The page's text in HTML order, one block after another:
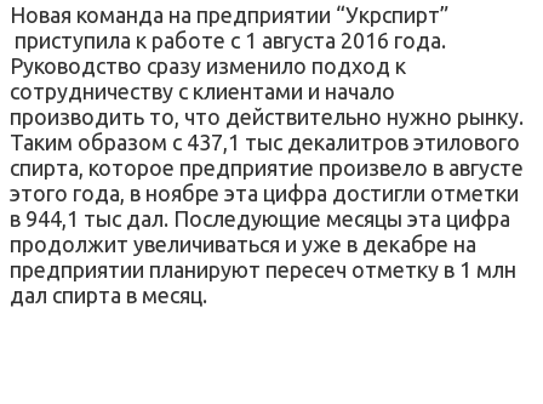
Новая команда на предприятии “Укрспирт”
приступила к работе с 1 августа 2016 года.
Руководство сразу изменило подход к
сотрудничеству с клиентами и начало
производить то, что действительно нужно рынку.
Таким образом с 437,1 тыс декалитров этилового
спирта, которое предприятие произвело в августе
этого года, в ноябре эта цифра достигли отметки
в 944,1 тыс дал. Последующие месяцы эта цифра
продолжит увеличиваться и уже в декабре на
предприятии планируют пересеч отметку в 1 млн
дал спирта в месяц.